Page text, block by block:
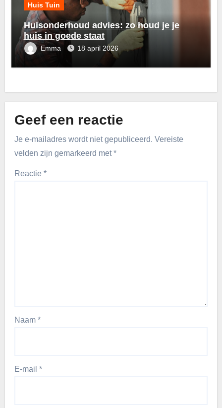
Huis Tuin
Huisonderhoud advies: zo houd je je
huis in goede staat
Emma 18 april 2026
Geef een reactie
Je e-mailadres wordt niet gepubliceerd. Vereiste
velden zijn gemarkeerd met*
Reactie*
Naam*
E-mail*